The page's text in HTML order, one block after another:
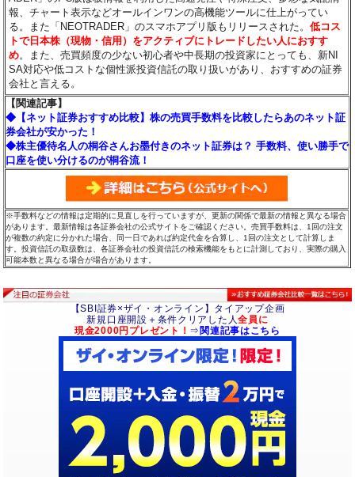
報、チャート表示などオールインワンの高機能ツールに仕上がってい
る。また「NEOTRADER」のスマホアプリ版もリリースされた。低コス
トで日本株（現物・信用）をアクティブにトレードしたい人におすす
め。また、売買頻度の少ない初心者や中長期の投資家にとっても、新NI
SA対応や低コストな個性派投資信託の取り扱いがあり、おすすめの証券
会社と言える。
【関連記事】
◆【ネット証券おすすめ比較】株の売買手数料を比較したらあのネット証
券会社が安かった！
◆株主優待名人の桐谷さんお墨付きのネット証券は？ 手数料、使い勝手で
口座を使い分けるのが桐谷流！
※手数料などの情報は定期的に見直しを行っていますが、更新の関係で最新の情報と異なる場合
があります。最新情報は各証券会社の公式サイトをご確認ください。売買手数料は、1回の注文
が複数の約定に分かれた場合、同一日であれば約定代金を合算し、1回の注文として計算しま
す。投資信託の取扱数は、各証券会社の投資信託の検索機能をもとに計測しており、実際の購入
可能本数と異なる場合が場合があります。
【SBI証券×ザイ・オンライン】タイアップ企画
新規口座開設＋条件クリアした人全員に
現金2000円プレゼント！ ⇒ 関連記事はこちら